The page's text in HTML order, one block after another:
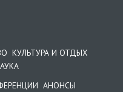
КУЛЬТУРА И ОТДЫХ
АНОНСЫ